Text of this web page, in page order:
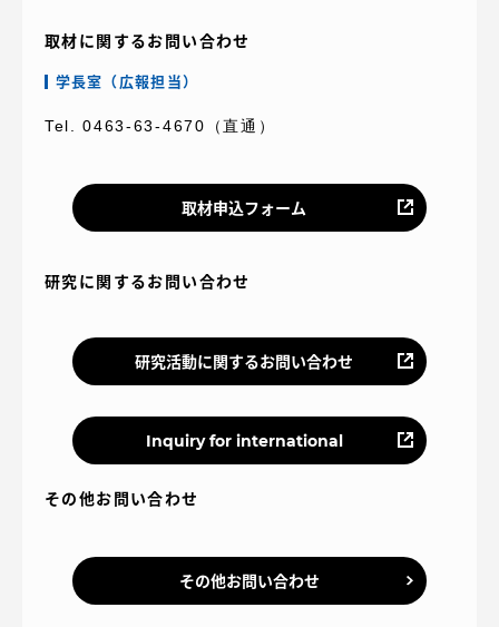
取材に関するお問い合わせ
学長室（広報担当）
Tel. 0463-63-4670（直通）
取材申込フォーム
研究に関するお問い合わせ
研究活動に関するお問い合わせ
Inquiry for international
その他お問い合わせ
その他お問い合わせ